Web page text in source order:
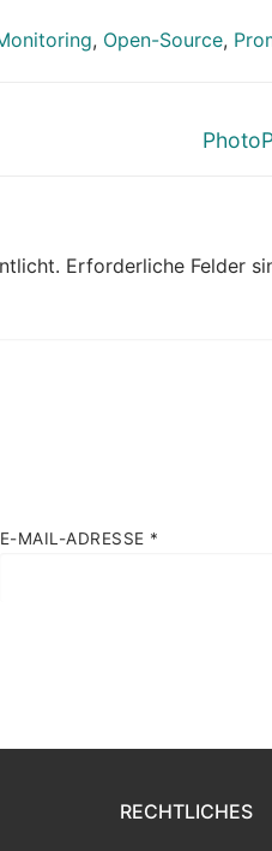
, Open-Source,
Erforderliche Felder
E-MAIL-ADRESSE *
RECHTLICHES